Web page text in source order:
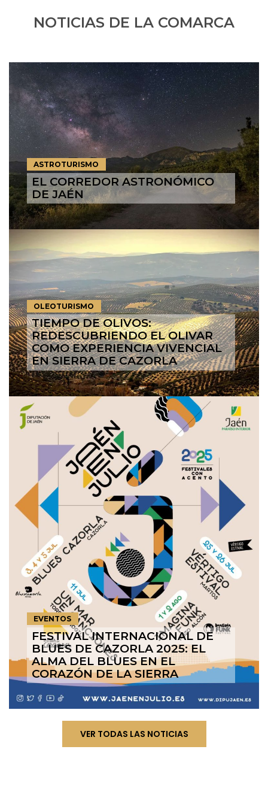
NOTICIAS DE LA COMARCA
ASTROTURISMO
EL CORREDOR ASTRONÓMICO
DE JAÉN
OLEOTURISMO
TIEMPO DE OLIVOS:
REDESCUBRIENDO EL OLIVAR
COMO EXPERIENCIA VIVENCIAL
EN SIERRA DE CAZORLA
EVENTOS
FESTIVAL INTERNACIONAL DE
BLUES DE CAZORLA 2025: EL
ALMA DEL BLUES EN EL
CORAZÓN DE LA SIERRA
VER TODAS LAS NOTICIAS